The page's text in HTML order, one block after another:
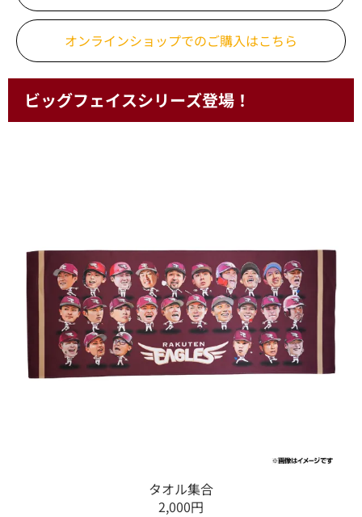
オンラインショップでのご購入はこちら
ビッグフェイスシリーズ登場！
タオル集合
2,000円